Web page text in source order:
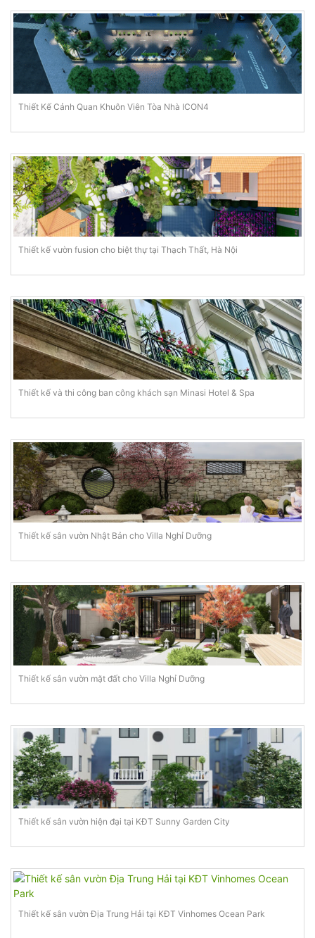
Thiết Kế Cảnh Quan Khuôn Viên Tòa Nhà ICON4
Thiết kế vườn fusion cho biệt thự tại Thạch Thất, Hà Nội
Thiết kế và thi công ban công khách sạn Minasi Hotel & Spa
Thiết kế sân vườn Nhật Bản cho Villa Nghỉ Dưỡng
Thiết kế sân vườn mặt đất cho Villa Nghỉ Dưỡng
Thiết kế sân vườn hiện đại tại KĐT Sunny Garden City
Thiết kế sân vườn Địa Trung Hải tại KĐT Vinhomes Ocean Park